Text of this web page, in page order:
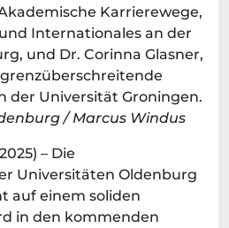
Karrierewege,
Internationales an der
und Dr. Corinna Glasner,
der Universität Groningen.
/ Marcus Windus
– Die
Universitäten Oldenburg
auf einem soliden
in den kommenden